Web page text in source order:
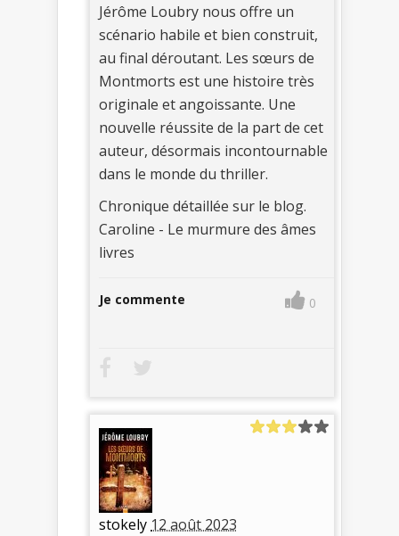
Jérôme Loubry nous offre un
scénario habile et bien construit,
au final déroutant. Les sœurs de
Montmorts est une histoire très
originale et angoissante. Une
nouvelle réussite de la part de cet
auteur, désormais incontournable
dans le monde du thriller.
Chronique détaillée sur le blog.
Caroline - Le murmure des âmes
livres
Je commente 0
stokely 12 août 2023